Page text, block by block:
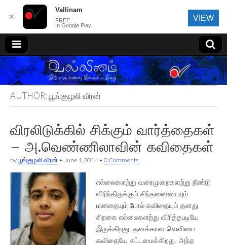
வல்லினம்
AUTHOR:பூங்குழலி வீரன்
விரலிடுக்கில் சிக்கும் வார்த்தைகள்
– அ.வெண்ணிலாவின் கவிதைகள்
byபூங்குழலி வீரன் • June 1, 2014• 0 Comments
எல்லைகளற்று வரைமுறைகளற்று நீண்டு
விரிந்திருக்கும் சிந்தனையையும்
மனதையும் போல் கவிதையும் தனது
சிறகை எல்லைகளற்று விரித்தபடியே
இருக்கிறது. தனக்கான வெளியை
கவிதையே கட்டமைக்கிறது. அந்த
✕
Vallinam
FREE
In Google Play
VIEW